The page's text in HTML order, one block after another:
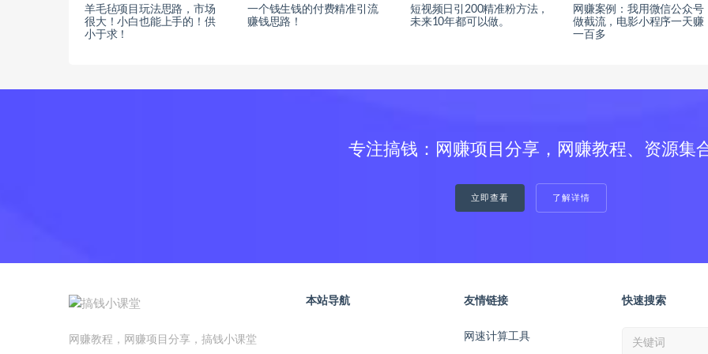
羊毛毡项目玩法思路，市场
很大！小白也能上手的！供
小于求！
一个钱生钱的付费精准引流
赚钱思路！
短视频日引200精准粉方法，
未来10年都可以做。
网赚案例：我用微信公众号
做截流，电影小程序一天赚
一百多
专注搞钱：网赚项目分享，网赚教程、资源集
立即查看 了解详情
网赚教程，网赚项目分享，搞钱小课堂
本站导航 友情链接
网速计算工具
快速搜索